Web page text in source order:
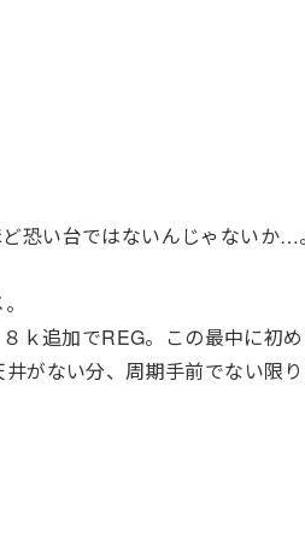
恐い台ではないんじゃないか
ｋ追加でREG。この最中に初
がない分、周期手前でない限